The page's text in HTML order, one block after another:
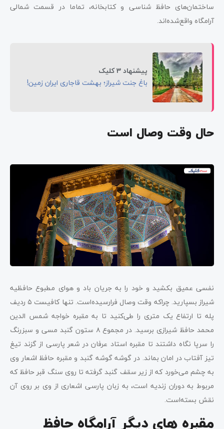
ساختمان‌های حافظ شناسی و کتابخانه، تماما در قسمت شمالی
آرامگاه واقع‌شده‌اند.
پیشنهاد 3 کلیک
باغ جنت شیراز؛ بهشت قاجاری ایران زمین!
حال وقت وصال است
نفسی عمیق بکشید و خود را به جریان باد و هوای مطبوع حافظیه
شیراز بسپارید. چراکه وقت وصال فرارسیده‌است. تنها کافیست ۵ ردیف
پله تا ارتفاع یک متری را طی‌کنید تا به مقبره خواجه شمس الدین
محمد حافظ شیرازی برسید. در مجموع ۸ ستون گنبد مسی و سبزرنگ
را سرپا نگاه داشتند تا مقبره استاد عرفان در شعر پارسی از گزند تیغ
تیز آفتاب در امان بماند. در گوشه گوشه گنبد و مقبره حافظ اشعار وی
به چشم می‌خورد که از زیر سقف گنبد گرفته تا روی سنگ قبر حافظ که
مربوط به دوران زندیه است، به زبان پارسی اشعاری از وی بر روی آن
نقش بسته‌است.
مقبره های دیگر آرامگاه حافظ